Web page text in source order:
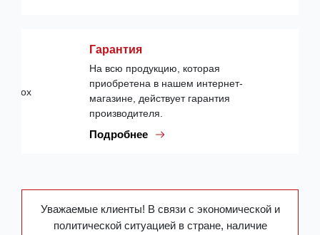
Гарантия
На всю продукцию, которая
приобретена в нашем интернет-
магазине, действует гарантия
производителя.
Подробнее
Уважаемые клиенты! В связи с экономической и
политической ситуацией в стране, наличие